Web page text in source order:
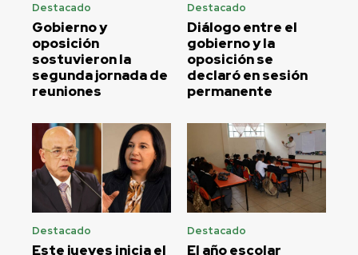
Destacado
Gobierno y
oposición
sostuvieron la
segunda jornada de
reuniones
Destacado
Diálogo entre el
gobierno y la
oposición se
declaró en sesión
permanente
Destacado
Este jueves inicia el
Destacado
El año escolar